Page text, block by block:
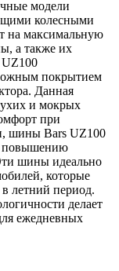
модели
колесными
на максимальную
а также их
покрытием
Данная
и мокрых
при
шины Bars UZ100
повышению
шины идеально
которые
летний период.
делает
ежедневных